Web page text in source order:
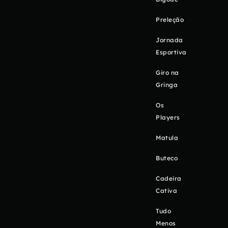
Preleção
Jornada
Esportiva
Giro na
Gringa
Os
Players
Matula
Buteco
Cadeira
Cativa
Tudo
Menos